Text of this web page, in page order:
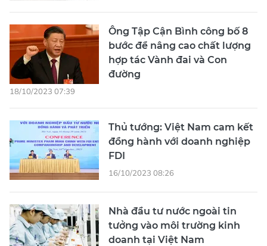
Ông Tập Cận Bình công bố 8
bước để nâng cao chất lượng
hợp tác Vành đai và Con
đường
18/10/2023 07:39
Thủ tướng: Việt Nam cam kết
đồng hành với doanh nghiệp
FDI
16/10/2023 08:26
Nhà đầu tư nước ngoài tin
tưởng vào môi trường kinh
doanh tại Việt Nam